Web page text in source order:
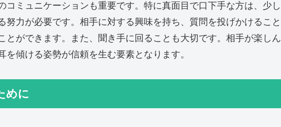
コミュニケーションも重要です。特に真面目で口下手な方は、少し
努力が必要です。相手に対する興味を持ち、質問を投げかけること
とができます。また、聞き手に回ることも大切です。相手が楽しん
を傾ける姿勢が信頼を生む要素となります。
めに